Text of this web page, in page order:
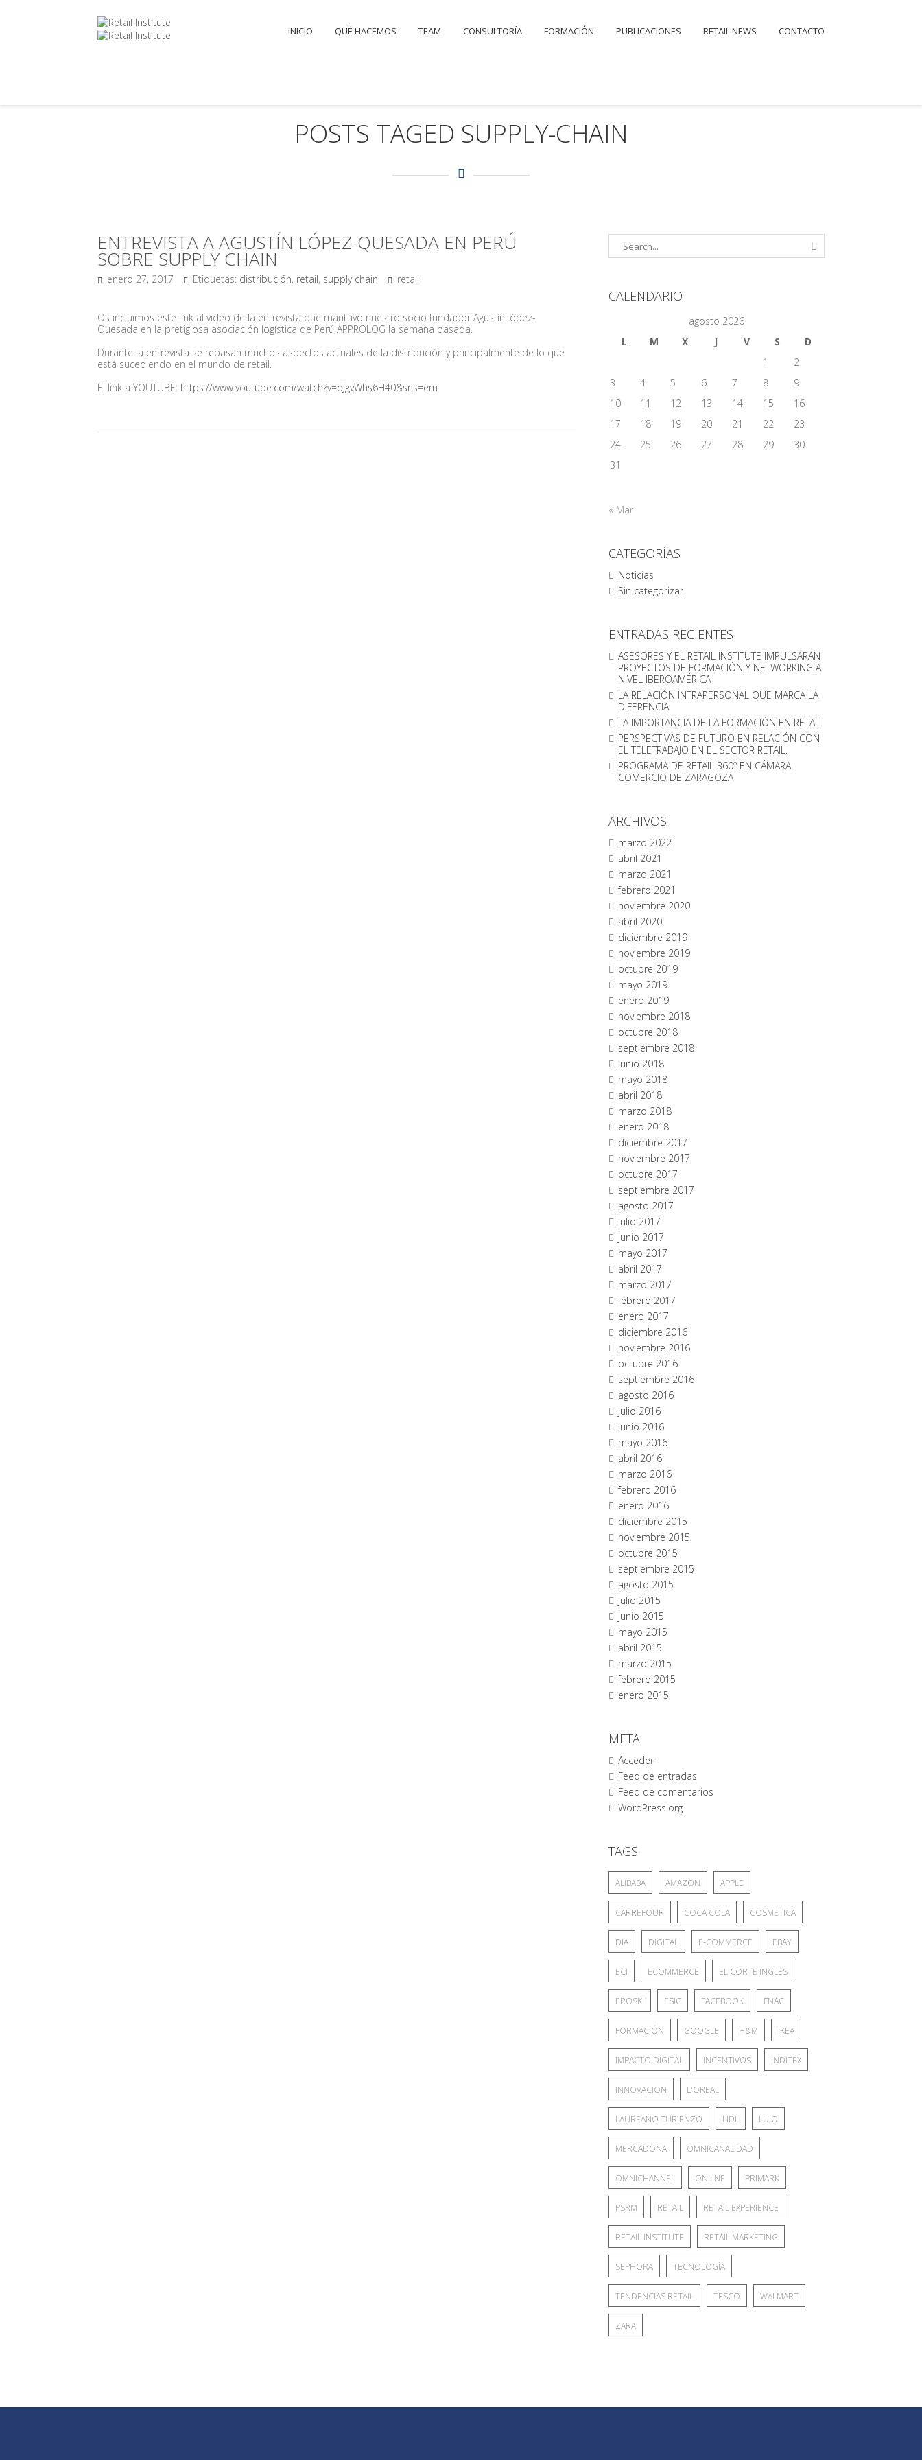
INICIO QUÉ HACEMOS TEAM CONSULTORÍA FORMACIÓN PUBLICACIONES RETAIL NEWS CONTACTO
POSTS TAGED SUPPLY-CHAIN
ENTREVISTA A AGUSTÍN LÓPEZ-QUESADA EN PERÚ
SOBRE SUPPLY CHAIN
enero 27, 2017 Etiquetas: distribución, retail, supply chain retail
Os incluimos este link al video de la entrevista que mantuvo nuestro socio fundador AgustínLópez-
Quesada en la pretigiosa asociación logística de Perú APPROLOG la semana pasada.
Durante la entrevista se repasan muchos aspectos actuales de la distribución y principalmente de lo que
está sucediendo en el mundo de retail.
El link a YOUTUBE: https://www.youtube.com/watch?v=dJgvWhs6H40&sns=em
CALENDARIO
agosto 2026
L
M X J V S
D
1
2
3
4 5 6 7 8
9
10
11 12 13 14 15
16
17
18 19 20 21 22
23
24
25 26 27 28 29
30
31
« Mar
CATEGORÍAS
Noticias
Sin categorizar
ENTRADAS RECIENTES
ASESORES Y EL RETAIL INSTITUTE IMPULSARÁN
PROYECTOS DE FORMACIÓN Y NETWORKING A
NIVEL IBEROAMÉRICA
LA RELACIÓN INTRAPERSONAL QUE MARCA LA
DIFERENCIA
LA IMPORTANCIA DE LA FORMACIÓN EN RETAIL
PERSPECTIVAS DE FUTURO EN RELACIÓN CON
EL TELETRABAJO EN EL SECTOR RETAIL.
PROGRAMA DE RETAIL 360º EN CÁMARA
COMERCIO DE ZARAGOZA
ARCHIVOS
marzo 2022
abril 2021
marzo 2021
febrero 2021
noviembre 2020
abril 2020
diciembre 2019
noviembre 2019
octubre 2019
mayo 2019
enero 2019
noviembre 2018
octubre 2018
septiembre 2018
junio 2018
mayo 2018
abril 2018
marzo 2018
enero 2018
diciembre 2017
noviembre 2017
octubre 2017
septiembre 2017
agosto 2017
julio 2017
junio 2017
mayo 2017
abril 2017
marzo 2017
febrero 2017
enero 2017
diciembre 2016
noviembre 2016
octubre 2016
septiembre 2016
agosto 2016
julio 2016
junio 2016
mayo 2016
abril 2016
marzo 2016
febrero 2016
enero 2016
diciembre 2015
noviembre 2015
octubre 2015
septiembre 2015
agosto 2015
julio 2015
junio 2015
mayo 2015
abril 2015
marzo 2015
febrero 2015
enero 2015
META
Acceder
Feed de entradas
Feed de comentarios
WordPress.org
TAGS
ALIBABA AMAZON APPLE
CARREFOUR COCA COLA COSMETICA
DIA DIGITAL E-COMMERCE EBAY
ECI ECOMMERCE EL CORTE INGLÉS
EROSKI ESIC FACEBOOK FNAC
FORMACIÓN GOOGLE H&M IKEA
IMPACTO DIGITAL INCENTIVOS INDITEX
INNOVACION L'OREAL
LAUREANO TURIENZO LIDL LUJO
MERCADONA OMNICANALIDAD
OMNICHANNEL ONLINE PRIMARK
PSRM RETAIL RETAIL EXPERIENCE
RETAIL INSTITUTE RETAIL MARKETING
SEPHORA TECNOLOGÍA
TENDENCIAS RETAIL TESCO WALMART
ZARA